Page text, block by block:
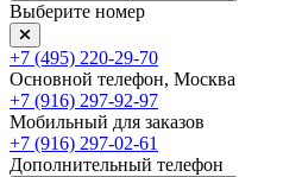
Выберите номер
+7 (495) 220-29-70
Основной телефон, Москва
+7 (916) 297-92-97
Мобильный для заказов
+7 (916) 297-02-61
Дополнительный телефон